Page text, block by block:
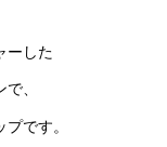
ーした
、
です。